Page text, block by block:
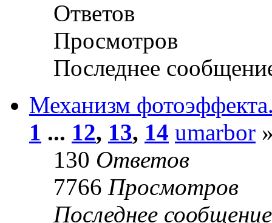
Ответов
Просмотров
Последнее
Механизм
1 ... 12, 13, 14 umarbor
130 Ответов
7766 Просмотров
Последнее